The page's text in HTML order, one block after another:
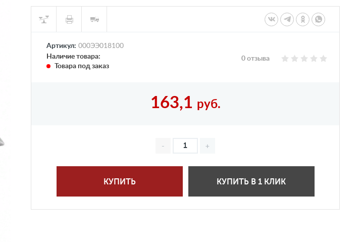
Артикул: 000ЭЭ018100
Наличие товара:
Товара под заказ
0 отзыва
163,1 руб.
КУПИТЬ КУПИТЬ В 1 КЛИК